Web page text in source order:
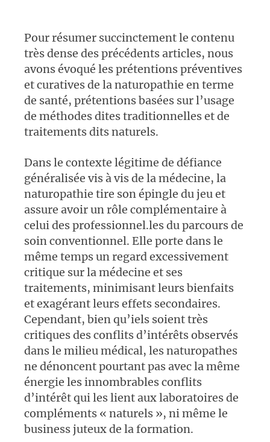
Pour résumer succinctement le contenu
très dense des précédents articles, nous
avons évoqué les prétentions préventives
et curatives de la naturopathie en terme
de santé, prétentions basées sur l’usage
de méthodes dites traditionnelles et de
traitements dits naturels.
Dans le contexte légitime de défiance
généralisée vis à vis de la médecine, la
naturopathie tire son épingle du jeu et
assure avoir un rôle complémentaire à
celui des professionnel.les du parcours de
soin conventionnel. Elle porte dans le
même temps un regard excessivement
critique sur la médecine et ses
traitements, minimisant leurs bienfaits
et exagérant leurs effets secondaires.
Cependant, bien qu’iels soient très
critiques des conflits d’intérêts observés
dans le milieu médical, les naturopathes
ne dénoncent pourtant pas avec la même
énergie les innombrables conflits
d’intérêt qui les lient aux laboratoires de
compléments « naturels », ni même le
business juteux de la formation.